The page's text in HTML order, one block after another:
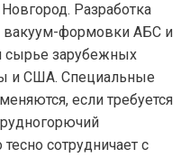
Разработка
вакуум-формовки АБС и
сырье зарубежных
и США. Специальные
если требуется
сотрудничает с